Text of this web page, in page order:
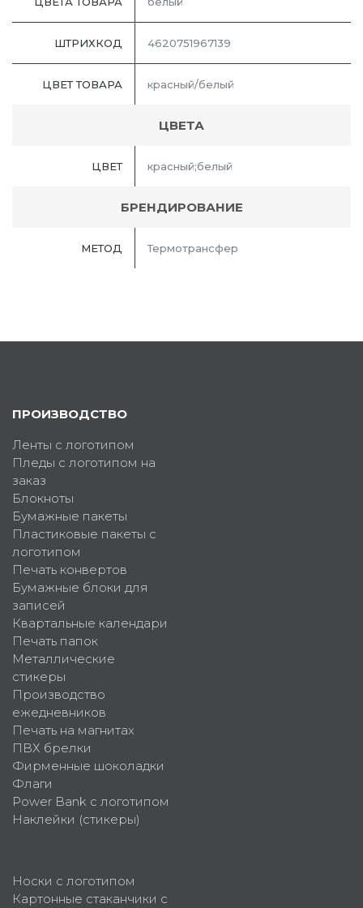
ШТРИХКОД 4620751967139
ЦВЕТ ТОВАРА красный/белый
ЦВЕТА
ЦВЕТ красный;белый
БРЕНДИРОВАНИЕ
МЕТОД Термотрансфер
ПРОИЗВОДСТВО
Ленты с логотипом
Пледы с логотипом на
заказ
Блокноты
Бумажные пакеты
Пластиковые пакеты с
логотипом
Печать конвертов
Бумажные блоки для
записей
Квартальные календари
Печать папок
Металлические
стикеры
Производство
ежедневников
Печать на магнитах
ПВХ брелки
Фирменные шоколадки
Флаги
Power Bank с логотипом
Наклейки (стикеры)
Носки с логотипом
Картонные стаканчики с